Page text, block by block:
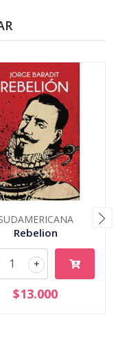
Rebelion
+
$13.000